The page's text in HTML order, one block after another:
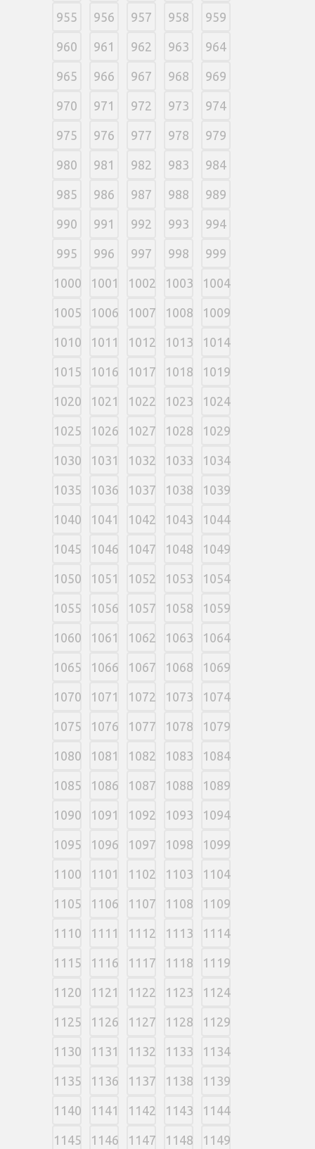
955 956 957 958 959
960 961 962 963 964
965 966 967 968 969
970 971 972 973 974
975 976 977 978 979
980 981 982 983 984
985 986 987 988 989
990 991 992 993 994
995 996 997 998 999
1000 1001 1002 1003 1004
1005 1006 1007 1008 1009
1010 1011 1012 1013 1014
1015 1016 1017 1018 1019
1020 1021 1022 1023 1024
1025 1026 1027 1028 1029
1030 1031 1032 1033 1034
1035 1036 1037 1038 1039
1040 1041 1042 1043 1044
1045 1046 1047 1048 1049
1050 1051 1052 1053 1054
1055 1056 1057 1058 1059
1060 1061 1062 1063 1064
1065 1066 1067 1068 1069
1070 1071 1072 1073 1074
1075 1076 1077 1078 1079
1080 1081 1082 1083 1084
1085 1086 1087 1088 1089
1090 1091 1092 1093 1094
1095 1096 1097 1098 1099
1100 1101 1102 1103 1104
1105 1106 1107 1108 1109
1110 1111 1112 1113 1114
1115 1116 1117 1118 1119
1120 1121 1122 1123 1124
1125 1126 1127 1128 1129
1130 1131 1132 1133 1134
1135 1136 1137 1138 1139
1140 1141 1142 1143 1144
1145 1146 1147 1148 1149